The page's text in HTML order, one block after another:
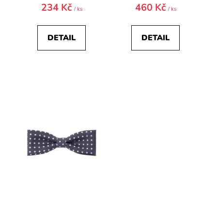
234 Kč / ks
DETAIL
460 Kč / ks
DETAIL